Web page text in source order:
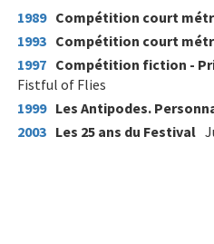
1989 Compétition court
1993 Compétition court
1997 Compétition fiction -
Fistful of Flies
1999 Les Antipodes.
2003 Les 25 ans du Festival